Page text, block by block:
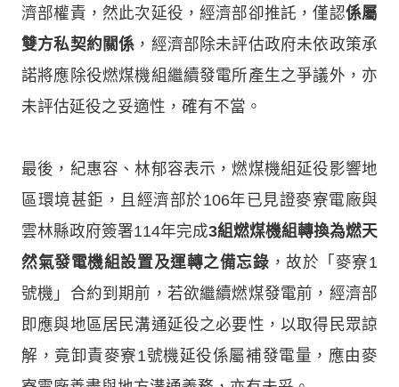
濟部權責，然此次延役，經濟部卻推託，僅認係屬
雙方私契約關係 ，經濟部除未評估政府未依政策承
諾將應除役燃煤機組繼續發電所產生之爭議外，亦
未評估延役之妥適性，確有不當。
最後，紀惠容、林郁容表示，燃煤機組延役影響地
區環境甚鉅，且經濟部於106年已見證麥寮電廠與
雲林縣政府簽署114年完成3組燃煤機組轉換為燃天
然氣發電機組設置及運轉之備忘錄 ，故於「麥寮1
號機」合約到期前，若欲繼續燃煤發電前，經濟部
即應與地區居民溝通延役之必要性，以取得民眾諒
解，竟卸責麥寮1號機延役係屬補發電量，應由麥